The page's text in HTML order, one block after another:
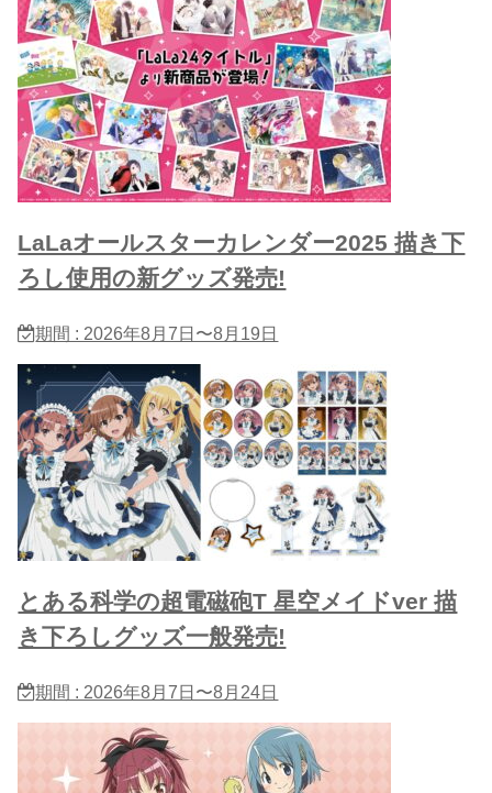
LaLaオールスターカレンダー2025 描き下
ろし使用の新グッズ発売!
期間 : 2026年8月7日〜8月19日
とある科学の超電磁砲T 星​空メイドver 描
き下ろしグッズ一般発売!
期間 : 2026年8月7日〜8月24日